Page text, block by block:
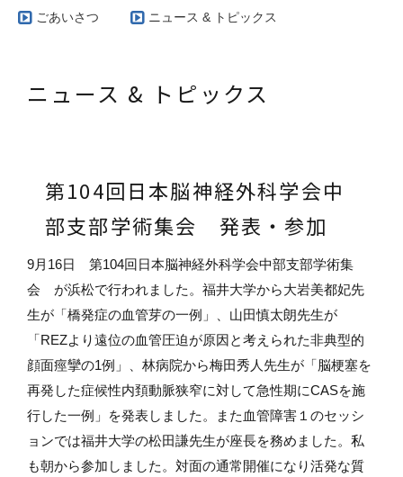
当科で扱う疾患とその治療方針（脳腫瘍編）
AVM専門外来
ごあいさつ
ニュース & トピックス
ニュース & トピックス
第104回日本脳神経外科学会中
部支部学術集会 発表・参加
9月16日 第104回日本脳神経外科学会中部支部学術集
会 が浜松で行われました。福井大学から大岩美都妃先
生が「橋発症の血管芽の一例」、山田慎太朗先生が
「REZより遠位の血管圧迫が原因と考えられた非典型的
顔面痙攣の1例」、林病院から梅田秀人先生が「脳梗塞を
再発した症候性内頚動脈狭窄に対して急性期にCASを施
行した一例」を発表しました。また血管障害１のセッシ
ョンでは福井大学の松田謙先生が座長を務めました。私
も朝から参加しました。対面の通常開催になり活発な質